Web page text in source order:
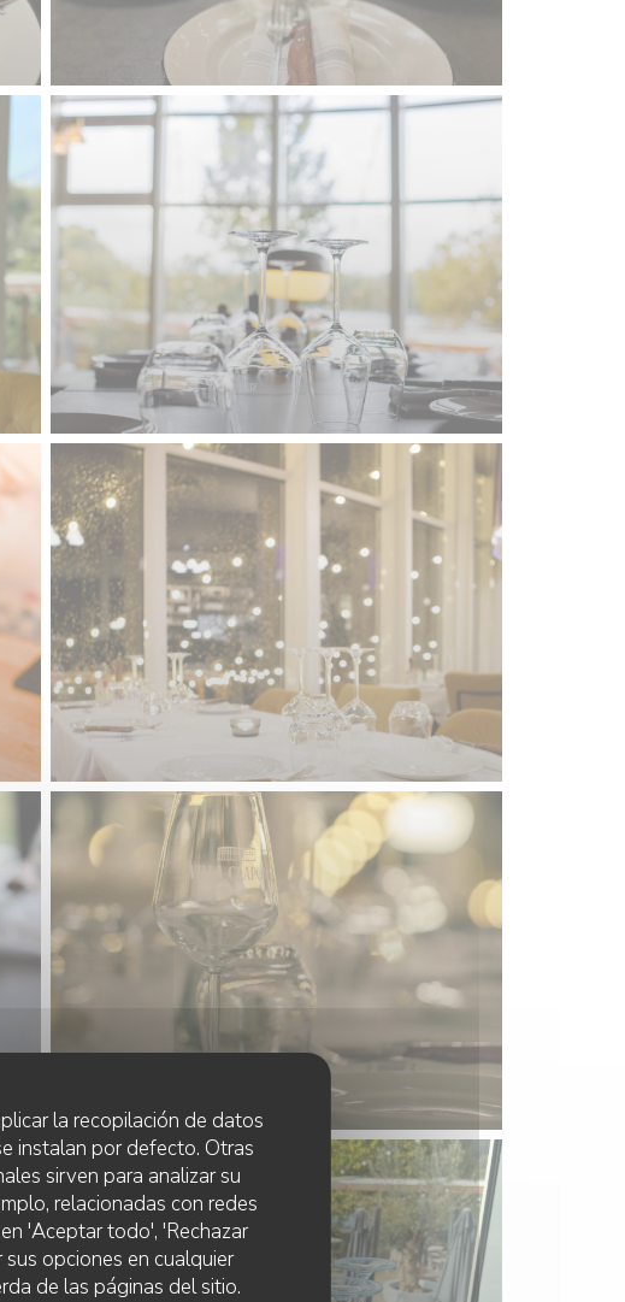
la recopilación de datos
instalan por defecto. Otras
sirven para analizar su
relacionadas con redes
'Aceptar todo', 'Rechazar
opciones en cualquier
de las páginas del sitio.